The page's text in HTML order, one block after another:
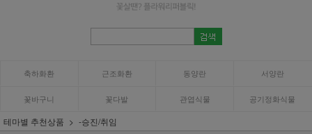
축하화환 근조화환 동양란 서양란
꽃바구니 꽃다발 관엽식물 공기정화식물
테마별 추천상품 -승진/취임